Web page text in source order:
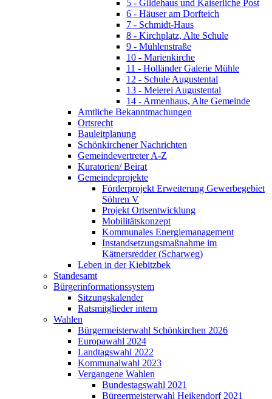
5 - Gildehaus und Kaiserliche Post
6 - Häuser am Dorfteich
7 - Schmidt-Haus
8 - Kirchplatz, Alte Schule
9 - Mühlenstraße
10 - Marienkirche
11 - Holländer Galerie Mühle
12 - Schule Augustental
13 - Meierei Augustental
14 - Armenhaus, Alte Gemeinde
Amtliche Bekanntmachungen
Ortsrecht
Bauleitplanung
Schönkirchener Nachrichten
Gemeindevertreter A-Z
Kuratorien/ Beirat
Gemeindeprojekte
Förderprojekt Erweiterung Gewerbegebiet
Söhren V
Projekt Ortsentwicklung
Mobilitätskonzept
Kommunales Energiemanagement
Instandsetzungsmaßnahme im
Kätnersredder (Scharweg)
Leben in der Kiebitzbek
Standesamt
Bürgerinformationssystem
Sitzungskalender
Ratsmitglieder intern
Wahlen
Bürgermeisterwahl Schönkirchen 2026
Europawahl 2024
Landtagswahl 2022
Kommunalwahl 2023
Vergangene Wahlen
Bundestagswahl 2021
Bürgermeisterwahl Heikendorf 2021